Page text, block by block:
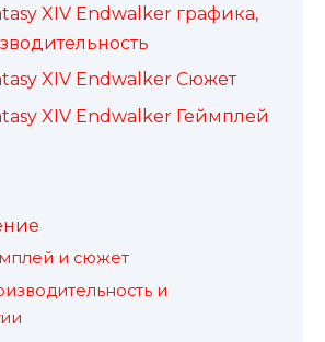
XIV Endwalker графика,
XIV Endwalker Сюжет
XIV Endwalker Геймплей
и сюжет
и